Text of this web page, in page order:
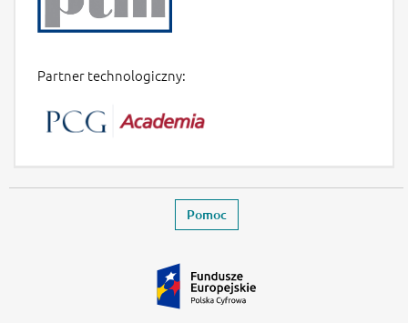
Partner technologiczny:
Pomoc